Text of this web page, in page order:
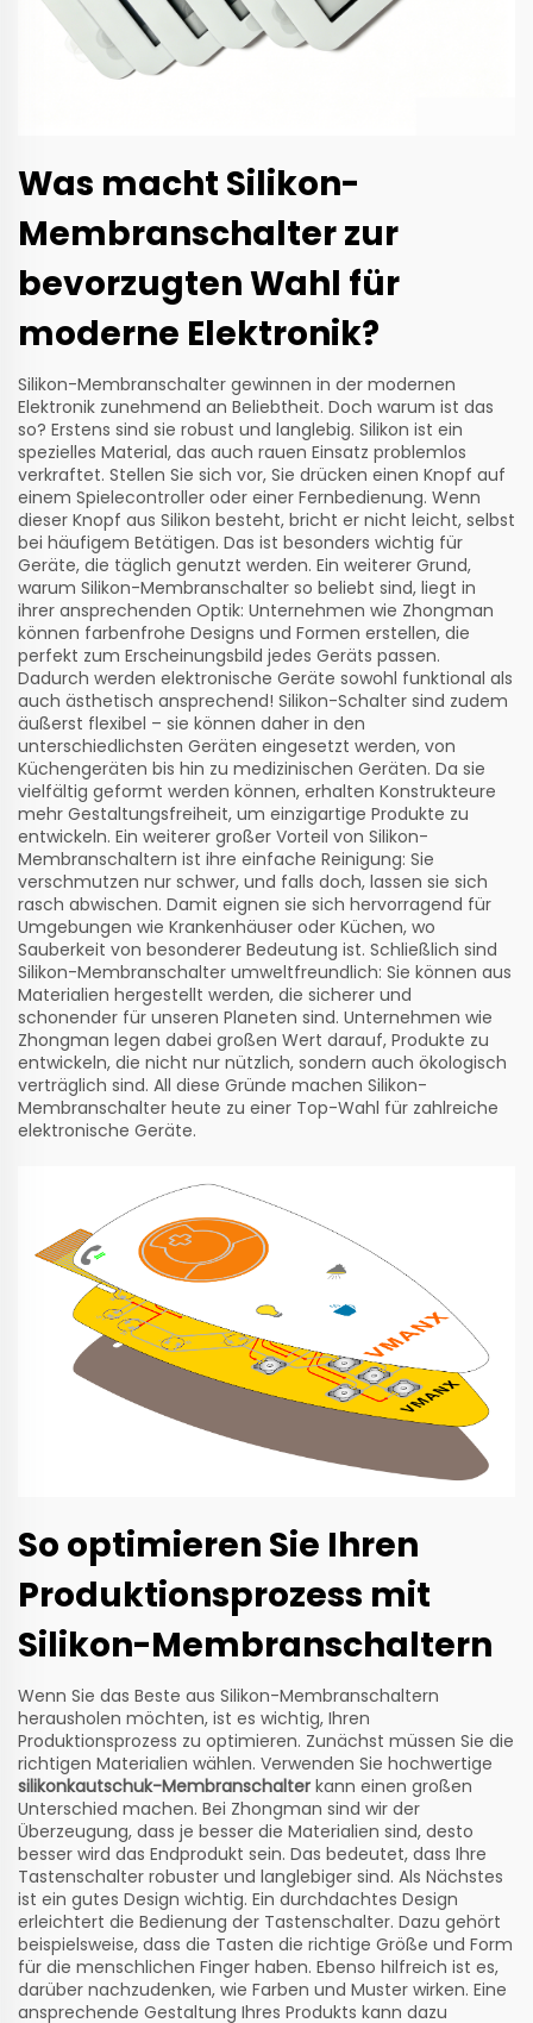
Was macht Silikon-
Membranschalter zur
bevorzugten Wahl für
moderne Elektronik?
Silikon-Membranschalter gewinnen in der modernen
Elektronik zunehmend an Beliebtheit. Doch warum ist das
so? Erstens sind sie robust und langlebig. Silikon ist ein
spezielles Material, das auch rauen Einsatz problemlos
verkraftet. Stellen Sie sich vor, Sie drücken einen Knopf auf
einem Spielecontroller oder einer Fernbedienung. Wenn
dieser Knopf aus Silikon besteht, bricht er nicht leicht, selbst
bei häufigem Betätigen. Das ist besonders wichtig für
Geräte, die täglich genutzt werden. Ein weiterer Grund,
warum Silikon-Membranschalter so beliebt sind, liegt in
ihrer ansprechenden Optik: Unternehmen wie Zhongman
können farbenfrohe Designs und Formen erstellen, die
perfekt zum Erscheinungsbild jedes Geräts passen.
Dadurch werden elektronische Geräte sowohl funktional als
auch ästhetisch ansprechend! Silikon-Schalter sind zudem
äußerst flexibel – sie können daher in den
unterschiedlichsten Geräten eingesetzt werden, von
Küchengeräten bis hin zu medizinischen Geräten. Da sie
vielfältig geformt werden können, erhalten Konstrukteure
mehr Gestaltungsfreiheit, um einzigartige Produkte zu
entwickeln. Ein weiterer großer Vorteil von Silikon-
Membranschaltern ist ihre einfache Reinigung: Sie
verschmutzen nur schwer, und falls doch, lassen sie sich
rasch abwischen. Damit eignen sie sich hervorragend für
Umgebungen wie Krankenhäuser oder Küchen, wo
Sauberkeit von besonderer Bedeutung ist. Schließlich sind
Silikon-Membranschalter umweltfreundlich: Sie können aus
Materialien hergestellt werden, die sicherer und
schonender für unseren Planeten sind. Unternehmen wie
Zhongman legen dabei großen Wert darauf, Produkte zu
entwickeln, die nicht nur nützlich, sondern auch ökologisch
verträglich sind. All diese Gründe machen Silikon-
Membranschalter heute zu einer Top-Wahl für zahlreiche
elektronische Geräte.
So optimieren Sie Ihren
Produktionsprozess mit
Silikon-Membranschaltern
Wenn Sie das Beste aus Silikon-Membranschaltern
herausholen möchten, ist es wichtig, Ihren
Produktionsprozess zu optimieren. Zunächst müssen Sie die
richtigen Materialien wählen. Verwenden Sie hochwertige
silikonkautschuk-Membranschalter kann einen großen
Unterschied machen. Bei Zhongman sind wir der
Überzeugung, dass je besser die Materialien sind, desto
besser wird das Endprodukt sein. Das bedeutet, dass Ihre
Tastenschalter robuster und langlebiger sind. Als Nächstes
ist ein gutes Design wichtig. Ein durchdachtes Design
erleichtert die Bedienung der Tastenschalter. Dazu gehört
beispielsweise, dass die Tasten die richtige Größe und Form
für die menschlichen Finger haben. Ebenso hilfreich ist es,
darüber nachzudenken, wie Farben und Muster wirken. Eine
ansprechende Gestaltung Ihres Produkts kann dazu